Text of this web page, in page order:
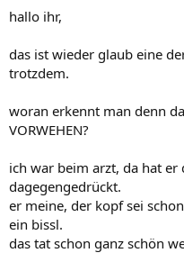
hallo ihr,
das ist wieder glaub eine
trotzdem.
woran erkennt man denn
VORWEHEN?
ich war beim arzt, da hat
dagegengedrückt.
er meine, der kopf sei
ein bissl.
das tat schon ganz schön